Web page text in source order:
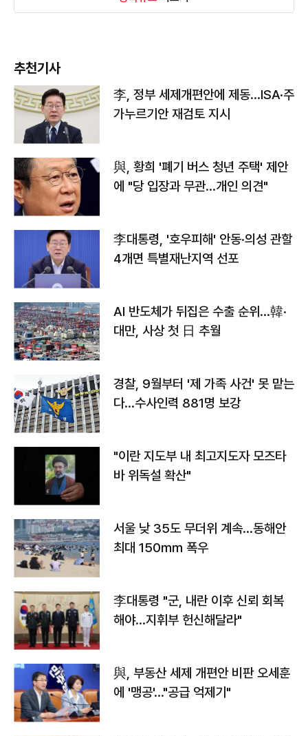
추천기사
李, 정부 세제개편안에 제동…ISA·주
가누르기안 재검토 지시
與, 황희 '폐기 버스 청년 주택' 제안
에 "당 입장과 무관…개인 의견"
李대통령, '호우피해' 안동·의성 관할
4개면 특별재난지역 선포
AI 반도체가 뒤집은 수출 순위…韓·
대만, 사상 첫 日 추월
경찰, 9월부터 '제 가족 사건' 못 맡는
다…수사인력 881명 보강
"이란 지도부 내 최고지도자 모즈타
바 위독설 확산"
서울 낮 35도 무더위 계속…동해안
최대 150㎜ 폭우
李대통령 "군, 내란 이후 신뢰 회복
해야…지휘부 헌신해달라"
與, 부동산 세제 개편안 비판 오세훈
에 '맹공'…"공급 억제기"